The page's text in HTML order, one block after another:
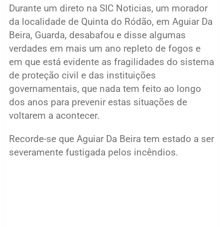
Durante um direto na SIC Noticias, um morador
da localidade de Quinta do Ródão, em Aguiar Da
Beira, Guarda, desabafou e disse algumas
verdades em mais um ano repleto de fogos e
em que está evidente as fragilidades do sistema
de proteção civil e das instituições
governamentais, que nada tem feito ao longo
dos anos para prevenir estas situações de
voltarem a acontecer.
Recorde-se que Aguiar Da Beira tem estado a ser
severamente fustigada pelos incêndios.